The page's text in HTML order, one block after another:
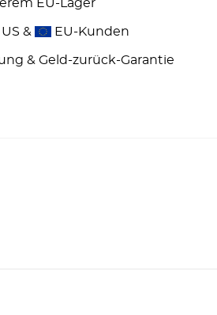
EU-Lager
US & EU-Kunden
& Geld-zurück-Garantie